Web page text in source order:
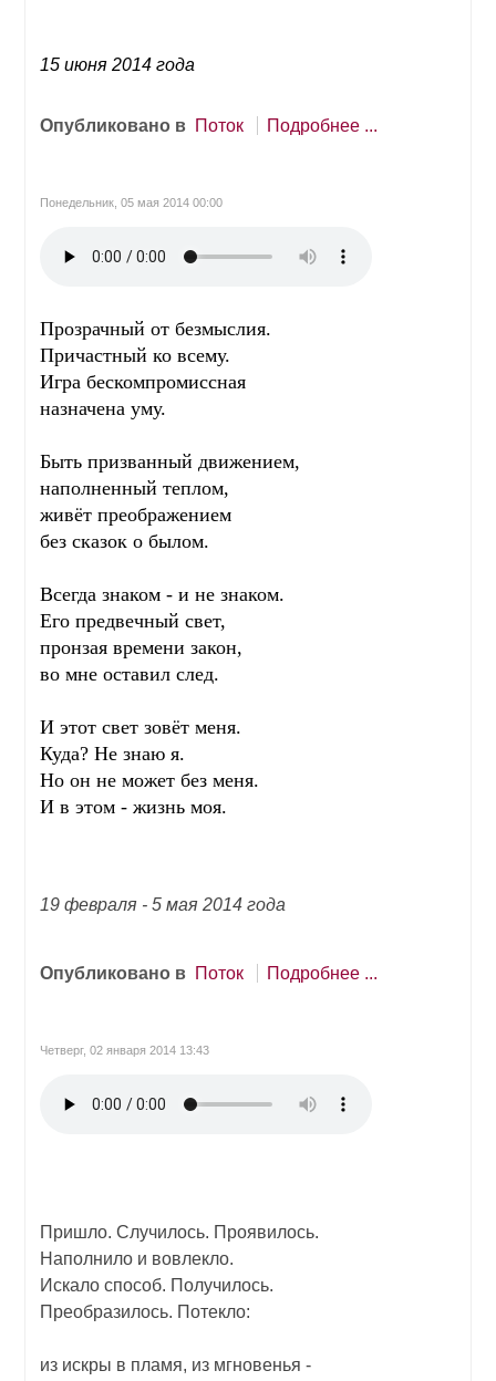
15 июня 2014 года
Опубликовано в Поток Подробнее ...
Понедельник, 05 мая 2014 00:00
Прозрачный от безмыслия.
Причастный ко всему.
Игра бескомпромиссная
назначена уму.
Быть призванный движением,
наполненный теплом,
живёт преображением
без сказок о былом.
Всегда знаком - и не знаком.
Его предвечный свет,
пронзая времени закон,
во мне оставил след.
И этот свет зовёт меня.
Куда? Не знаю я.
Но он не может без меня.
И в этом - жизнь моя.
19 февраля - 5 мая 2014 года
Опубликовано в Поток Подробнее ...
Четверг, 02 января 2014 13:43
Пришло. Случилось. Проявилось.
Наполнило и вовлекло.
Искало способ. Получилось.
Преобразилось. Потекло:
из искры в пламя, из мгновенья -